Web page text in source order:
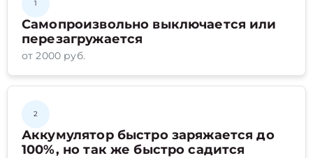
1
Самопроизвольно выключается или
перезагружается
от 2000 руб.
2
Аккумулятор быстро заряжается до
100%, но так же быстро садится